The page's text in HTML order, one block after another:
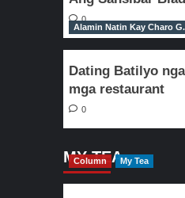
0
Alamin Natin Kay Charo G.
Dating Batilyo
mga restaurant
0
MY TEA
Column My Tea